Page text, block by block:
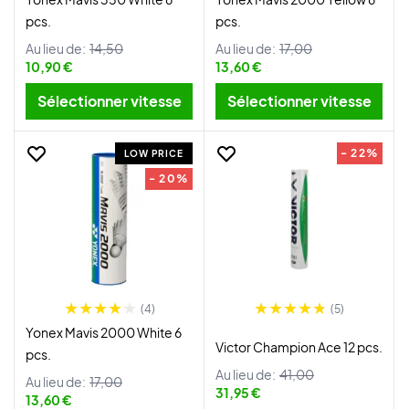
pcs.
Au lieu de: 14,50
10,90 €
Sélectionner vitesse
pcs.
Au lieu de: 17,00
13,60 €
Sélectionner vitesse
LOW PRICE
- 20%
(4)
Yonex Mavis 2000 White 6
pcs.
Au lieu de: 17,00
13,60 €
- 22%
(5)
Victor Champion Ace 12 pcs.
Au lieu de: 41,00
31,95 €